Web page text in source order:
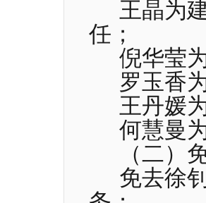
王晶为
任；
倪华莹
罗玉香
王丹媛
何慧曼
（二）
免去徐